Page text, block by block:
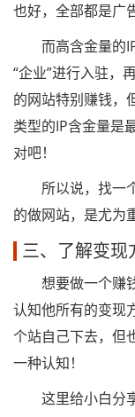
也好，全部都是广
而高含金量的IP
“企业”进行入驻，
的网站特别赚钱，
类型的IP含金量是
对吧！
所以说，找一个
的做网站，是尤为
三、了解变现
想要做一个赚钱
认知他所有的变现
个站自己下去，但
一种认知！
这里给小白分享